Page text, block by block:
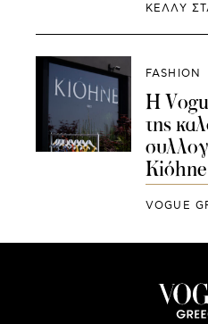
ΚΕΛΛΥ
FASHION
Η
της
Kiόhne
VOGUE